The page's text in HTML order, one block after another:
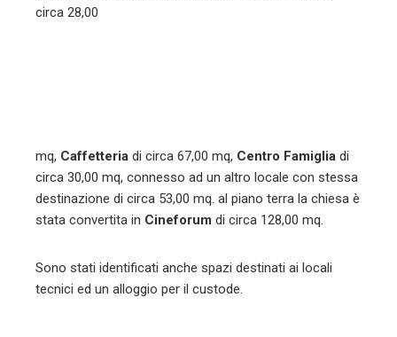
circa 28,00
mq, Caffetteria di circa 67,00 mq, Centro Famiglia di
circa 30,00 mq, connesso ad un altro locale con stessa
destinazione di circa 53,00 mq. al piano terra la chiesa è
stata convertita in Cineforum di circa 128,00 mq.
Sono stati identificati anche spazi destinati ai locali
tecnici ed un alloggio per il custode.